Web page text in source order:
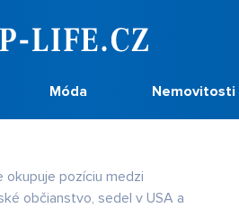
Móda Nemovitosti
okupuje pozíciu medzi
občianstvo, sedel v USA a